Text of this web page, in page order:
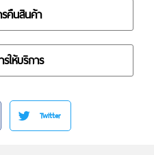
คืนสินค้า
ให้บริการ
Twitter